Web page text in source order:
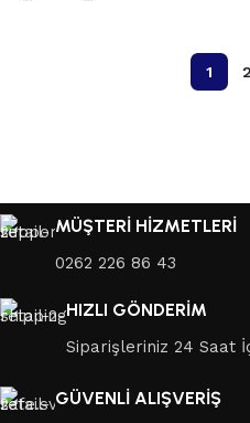
1 2
MÜŞTERİ HİZMETLERİ
0262 226 86 43
HIZLI GÖNDERİM
Siparişleriniz 24 Saat
GÜVENLİ ALIŞVERİŞ